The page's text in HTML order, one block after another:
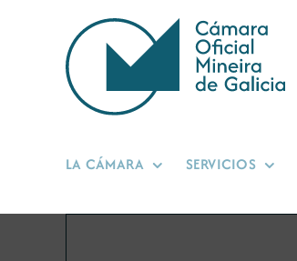
contenido
LA CÁMARA SERVICIOS